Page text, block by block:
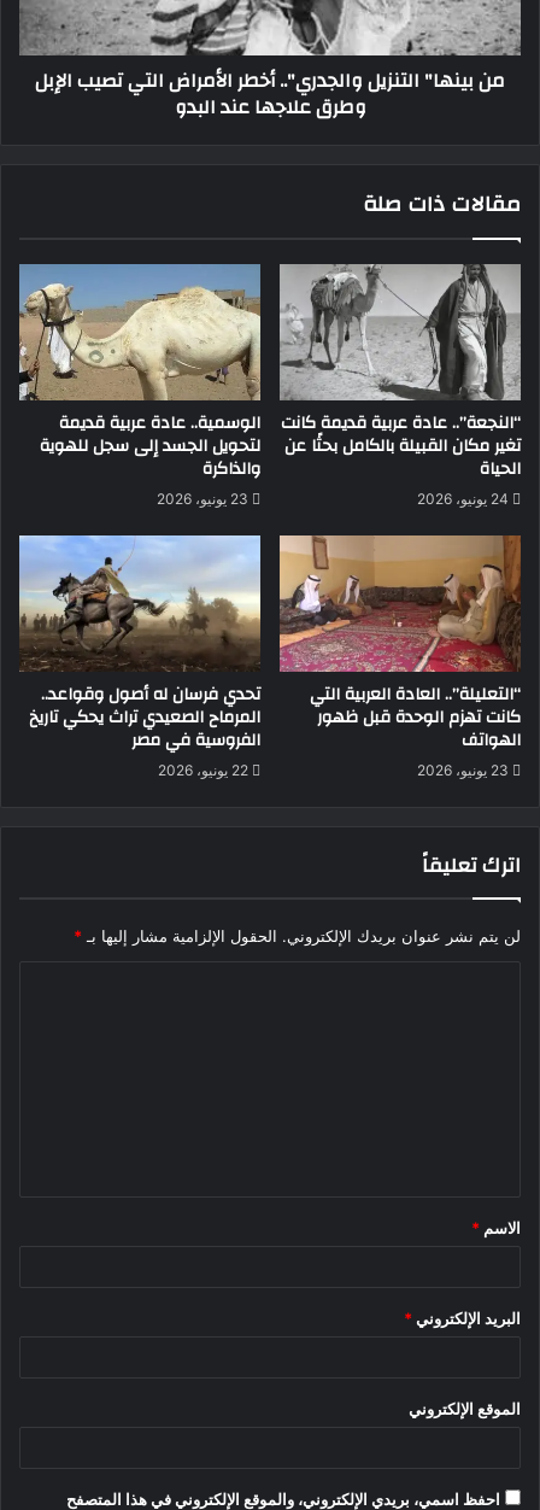
من بينها" التنزيل والجدري".. أخطر الأمراض التي تصيب الإبل
وطرق علاجها عند البدو
مقالات ذات صلة
“النجعة”.. عادة عربية قديمة كانت
تغير مكان القبيلة بالكامل بحثًا عن
الحياة
24 يونيو، 2026
الوسمية.. عادة عربية قديمة
لتحويل الجسد إلى سجل للهوية
والذاكرة
23 يونيو، 2026
“التعليلة”.. العادة العربية التي
كانت تهزم الوحدة قبل ظهور
الهواتف
23 يونيو، 2026
تحدي فرسان له أصول وقواعد..
المرماح الصعيدي تراث يحكي تاريخ
الفروسية في مصر
22 يونيو، 2026
اترك تعليقاً
لن يتم نشر عنوان بريدك الإلكتروني. الحقول الإلزامية مشار إليها بـ *
*
الاسم *
البريد الإلكتروني *
الموقع الإلكتروني
احفظ اسمي، بريدي الإلكتروني، والموقع الإلكتروني في هذا المتصفح